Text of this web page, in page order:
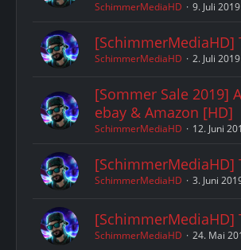
SchimmerMediaHD 9. Juli
[SchimmerMediaHD]
SchimmerMediaHD 2. Juli
[Sommer Sale 2019]
ebay & Amazon [HD]
SchimmerMediaHD 12. Juni
[SchimmerMediaHD]
SchimmerMediaHD 3. Juni
[SchimmerMediaHD]
SchimmerMediaHD 24. Mai